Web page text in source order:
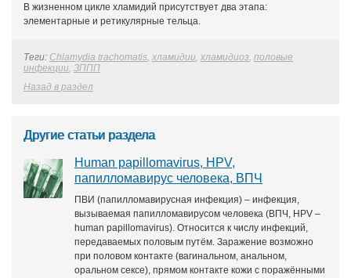
В жизненном цикле хламидий присутствует два этапа:
элементарные и ретикулярные тельца.
Теги: Chlamydia trachomatis, хламидии, хламидиоз, половые
инфекции, ЗППП
Назад в раздел
Другие статьи раздела
Human papillomavirus, HPV,
папилломавирус человека, ВПЧ
ПВИ (папилломавирусная инфекция) – инфекция,
вызываемая папилломавирусом человека (ВПЧ, HPV –
human papillomavirus). Относится к числу инфекций,
передаваемых половым путём. Заражение возможно
при половом контакте (вагинальном, анальном,
оральном сексе), прямом контакте кожи с поражёнными